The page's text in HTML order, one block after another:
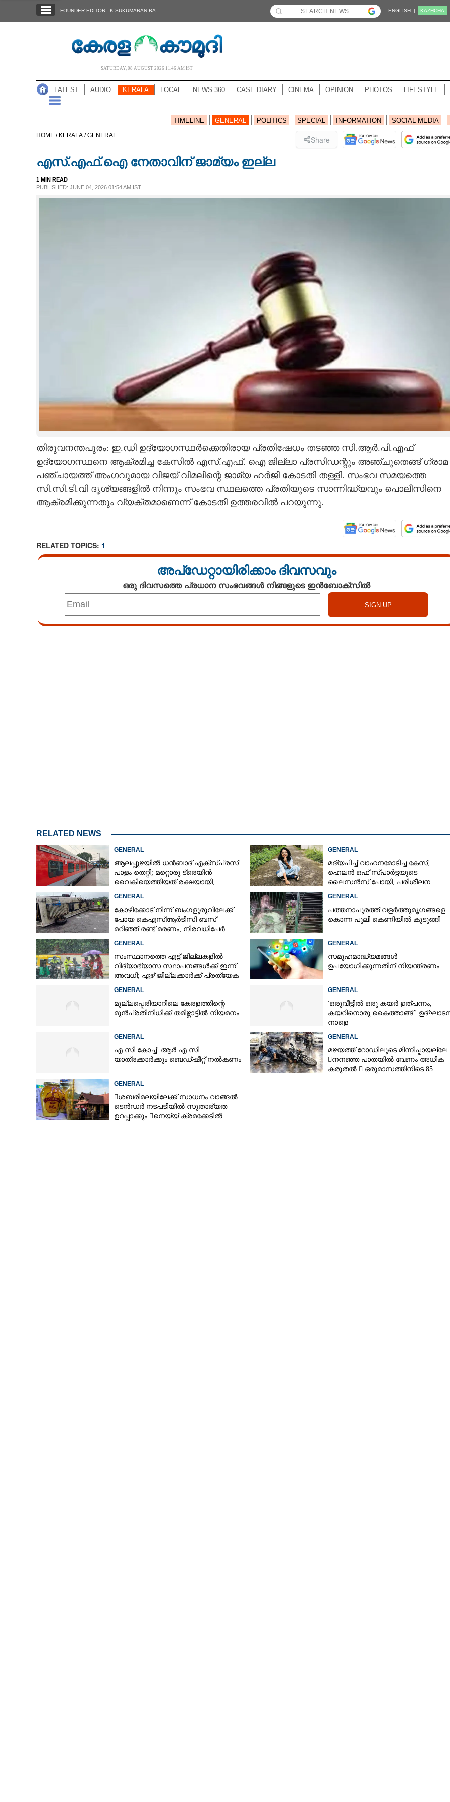
NOTIFIED NEWS
CARTOONS
CONTACT US
FOUNDER EDITOR : K SUKUMARAN BA ENGLISH | KĀZHCHA
SATURDAY, 08 AUGUST 2026 11.46 AM IST
LATEST AUDIO KERALA LOCAL NEWS 360 CASE DIARY CINEMA OPINION PHOTOS LIFESTYLE
TIMELINE GENERAL POLITICS SPECIAL INFORMATION SOCIAL MEDIA
HOME / KERALA /GENERAL Share
എസ്.എഫ്.ഐ നേതാവിന് ജാമ്യം ഇല്ല
1 MIN READ
PUBLISHED: JUNE 04, 2026 01:54 AM IST
തിരുവനന്തപുരം: ഇ.ഡി ഉദ്യോഗസ്ഥർക്കെതിരായ പ്രതിഷേധം തടഞ്ഞ സി.ആർ.പി.എഫ്
ഉദ്യോഗസ്ഥനെ ആക്രമിച്ച കേസിൽ എസ്.എഫ്. ഐ ജില്ലാ പ്രസിഡന്റും അഞ്ചുതെങ്ങ് ഗ്രാമ
പഞ്ചായത്ത്‌ അംഗവുമായ വിജയ് വിമലിന്റെ ജാമ്യ ഹർജി കോടതി തള്ളി. സംഭവ സമയത്തെ
സി.സി.ടി.വി ദൃശ്യങ്ങളിൽ നിന്നും സംഭവ സ്ഥലത്തെ പ്രതിയുടെ സാന്നിദ്ധ്യവും പൊലീസിനെ
ആക്രമിക്കുന്നതും വ്യക്തമാണെന്ന് കോടതി ഉത്തരവിൽ പറയുന്നു.
RELATED TOPICS: 1
അപ്ഡേറ്റായിരിക്കാം ദിവസവും
ഒരു ദിവസത്തെ പ്രധാന സംഭവങ്ങൾ നിങ്ങളുടെ ഇൻബോക്സിൽ
RELATED NEWS
GENERAL
ആലപ്പുഴയിൽ ധൻബാദ് എക്‌സ്പ്രസ്
പാളം തെറ്റി; മറ്റൊരു ട്രെയിൻ
വൈകിയെത്തിയത് രക്ഷയായി,
GENERAL
മദ്യപിച്ച് വാഹനമോടിച്ച കേസ്;
ഹെലൻ ഒഫ് സ്പാർട്ടയുടെ
ലൈസൻസ് പോയി, പരിശീലന
GENERAL
കോഴിക്കോട് നിന്ന് ബംഗളൂരുവിലേക്ക്
പോയ കെഎസ്‌ആർടിസി ബസ്
മറിഞ്ഞ് രണ്ട് മരണം; നിരവധിപേർ
GENERAL
പത്തനാപുരത്ത് വളർത്തുമൃഗങ്ങളെ
കൊന്ന പുലി കെണിയിൽ കുടുങ്ങി
GENERAL
സംസ്ഥാനത്തെ എട്ട് ജില്ലകളിൽ
വിദ്യാഭ്യാസ സ്ഥാപനങ്ങൾക്ക് ഇന്ന്
അവധി; ഏഴ് ജില്ലക്കാർക്ക് പ്രത്യേക
GENERAL
സമൂഹമാദ്ധ്യമങ്ങൾ
ഉപയോഗിക്കുന്നതിന് നിയന്ത്രണം
GENERAL
മുല്ലപ്പെരിയാറിലെ കേരളത്തിന്റെ
മുൻപ്രതിനിധിക്ക് തമിഴ്നാട്ടിൽ നിയമനം
GENERAL
'ഒരുവീട്ടിൽ ഒരു കയർ ഉത്പന്നം,
കയറിനൊരു കൈത്താങ്ങ് '
നാളെ
GENERAL
എ.സി കോച്ച്: ആർ.എ.സി
യാത്രക്കാർക്കും ബെഡ്ഷീറ്റ് നൽകണം
GENERAL
മഴയത്ത് റോഡിലൂടെ
നനഞ്ഞ പാതയിൽ വേണം അധിക
കരുതൽ  ഒരുമാസത്തിനിടെ 85
GENERAL
ശബരിമലയിലേക്ക് സാധനം വാങ്ങൽ
ടെൻ‌ഡർ നടപടിയിൽ സുതാര്യത
ഉറപ്പാക്കും നെയ്യ് ക്രമക്കേടിൽ